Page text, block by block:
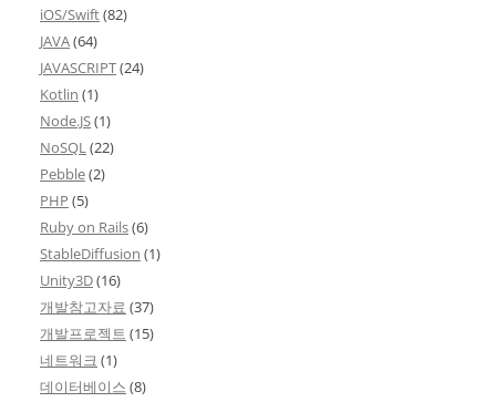
iOS/Swift(82)
JAVA(64)
JAVASCRIPT(24)
Kotlin (1)
Node.JS(1)
NoSQL(22)
Pebble(2)
PHP (5)
Ruby on Rails(6)
StableDiffusion (1)
Unity3D(16)
개발참고자료 (37)
개발프로젝트 (15)
네트워크 (1)
데이터베이스 (8)